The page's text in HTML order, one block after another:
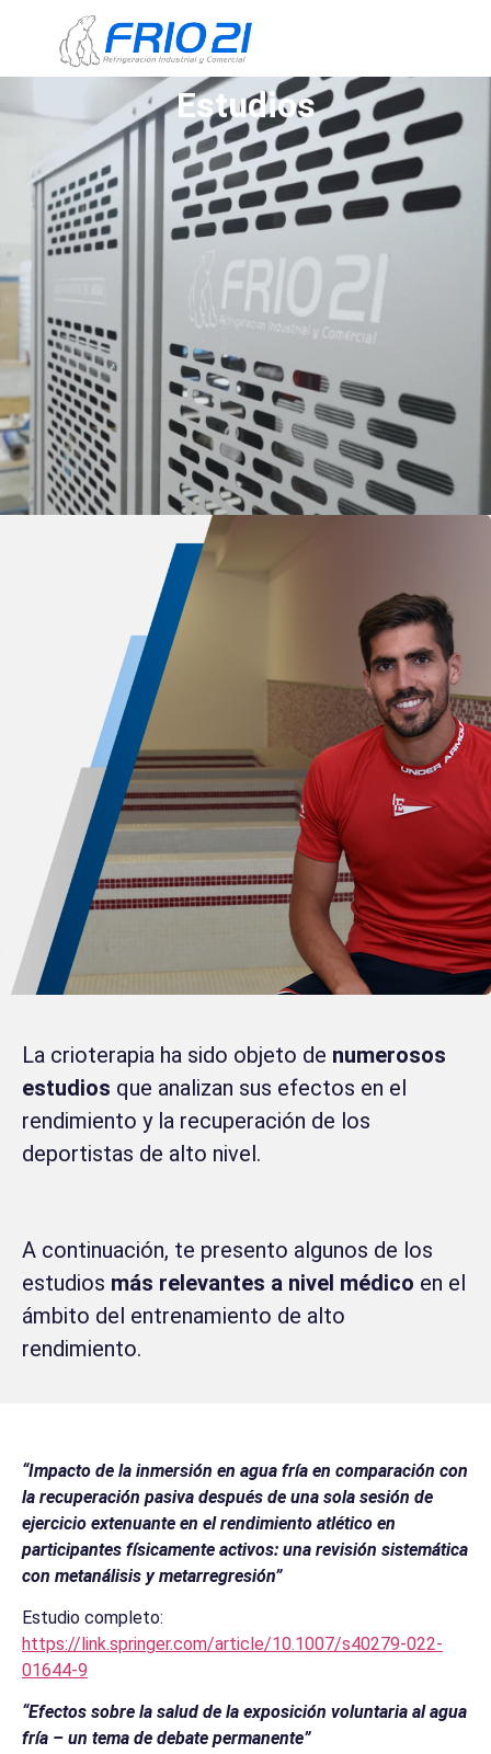
Estudios
La crioterapia ha sido objeto de numerosos
estudios que analizan sus efectos en el
rendimiento y la recuperación de los
deportistas de alto nivel.
A continuación, te presento algunos de los
estudios más relevantes a nivel médico en el
ámbito del entrenamiento de alto
rendimiento.
“Impacto de la inmersión en agua fría en comparación con
la recuperación pasiva después de una sola sesión de
ejercicio extenuante en el rendimiento atlético en
participantes físicamente activos: una revisión sistemática
con metanálisis y metarregresión”
Estudio completo:
https://link.springer.com/article/10.1007/s40279-022-
01644-9
“Efectos sobre la salud de la exposición voluntaria al agua
fría – un tema de debate permanente”